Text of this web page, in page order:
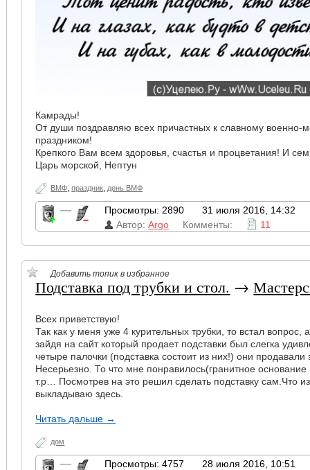
Камрады!
От души поздравляю всех причастных к славному военно-
праздником!
Крепкого Вам всем здоровья, счастья и процветания! И
Царь морской, Нептун
ВМФ ,праздник день ВМФ
— Просмотры: 2890
31 июля 2016, 14:32
Автор:Argo Комменты: 11
Добавить топик в избранное
Подставка под трубки и стол. →
Всех приветствую!
Так как у меня уже 4 курительных трубки, то встал вопрос,
зайдя на сайт который продает подставки был слегка
четыре палочки (подставка состоит из них!) они продавали
Несерьезно. То что мне понравилось(гранитное основание
т.р… Посмотрев на это решил сделать подставку сам.Что
выкладываю здесь.
Читать дальше →
дом
— Просмотры: 4757
28 июля 2016, 10:51